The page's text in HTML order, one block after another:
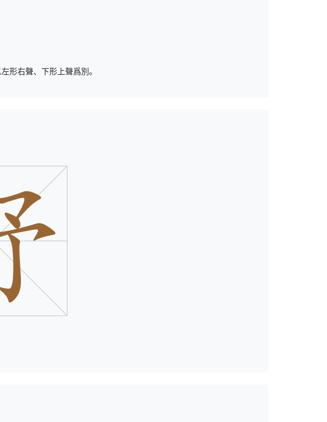
形右聲、下形上聲爲別。